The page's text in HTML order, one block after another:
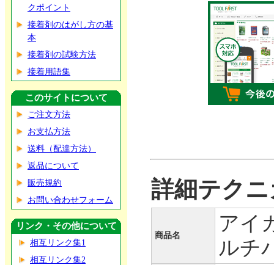
クポイント
接着剤のはがし方の基
本
接着剤の試験方法
接着用語集
このサイトについて
ご注文方法
お支払方法
送料（配達方法）
返品について
販売規約
お問い合わせフォーム
リンク・その他について
相互リンク集1
相互リンク集2
詳細テク
商品名
アイ
ルチ